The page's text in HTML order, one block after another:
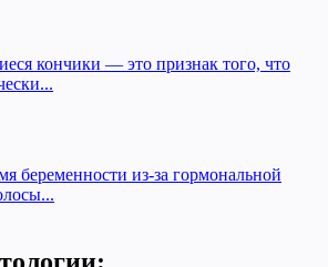
кончики — это признак того, что
беременности из-за гормональной